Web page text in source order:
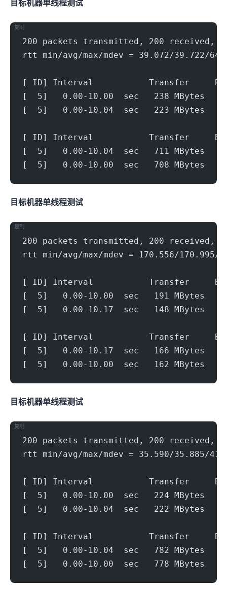
目标机器 IPERF3单线程测试
200 packets transmitted, 200 received,
rtt min/avg/max/mdev = 39.072/39.722/
[ ID] Interval           Transfer
[  5]   0.00-10.00  sec   238 MBytes
[  5]   0.00-10.04  sec   223
[ ID] Interval           Transfer
[  5]   0.00-10.04  sec   711 MBytes
[  5]   0.00-10.00  sec   708
复制
目标机器 IPERF3单线程测试
200 packets transmitted, 200 received,
rtt min/avg/max/mdev = 170.556/170.995/
[ ID] Interval           Transfer
[  5]   0.00-10.00  sec   191 MBytes
[  5]   0.00-10.17  sec   148
[ ID] Interval           Transfer
[  5]   0.00-10.17  sec   166 MBytes
[  5]   0.00-10.00  sec   162
复制
目标机器 IPERF3单线程测试
200 packets transmitted, 200 received,
rtt min/avg/max/mdev = 35.590/35.885/
[ ID] Interval           Transfer
[  5]   0.00-10.00  sec   224 MBytes
[  5]   0.00-10.04  sec   222
[ ID] Interval           Transfer
[  5]   0.00-10.04  sec   782 MBytes
[  5]   0.00-10.00  sec   778
复制